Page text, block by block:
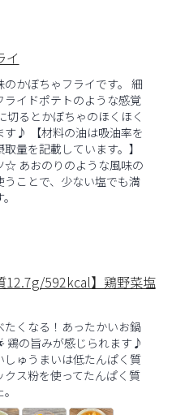
イ
のかぼちゃフライです。 細
ライドポテトのような感覚
切るとかぼちゃのほくほく
す♪ 【材料の油は吸油率を
量を記載しています。】
あおのりのような風味の
うことで、少ない塩でも満
12.7g/592kcal】鶏野菜塩
たくなる！あったかいお鍋
鶏の旨みが感じられます♪
しゅうまいは低たんぱく質
クス粉を使ってたんぱく質